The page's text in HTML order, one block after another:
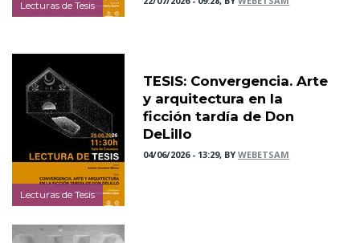
Lecturas de Tesis
Lecturas de Tesis
TESIS: Convergencia. Arte
y arquitectura en la
ficción tardía de Don
DeLillo
04/06/2026 - 13:29, BYWEBETSAM